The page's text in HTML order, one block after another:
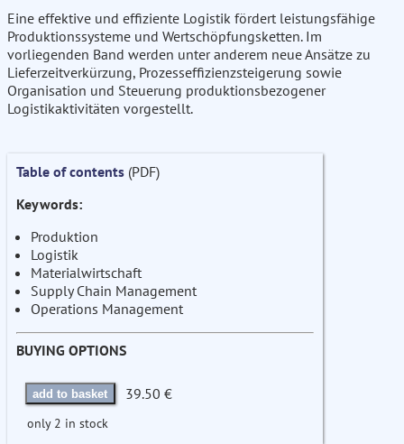
Eine effektive und effiziente Logistik fördert leistungsfähige
Produktionssysteme und Wertschöpfungsketten. Im
vorliegenden Band werden unter anderem neue Ansätze zu
Lieferzeitverkürzung, Prozesseffizienzsteigerung sowie
Organisation und Steuerung produktionsbezogener
Logistikaktivitäten vorgestellt.
Table of contents (PDF)
Keywords:
Produktion
Logistik
Materialwirtschaft
Supply Chain Management
Operations Management
BUYING OPTIONS
add to basket 39.50 €
only 2 in stock